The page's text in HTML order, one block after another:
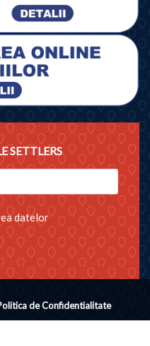
SETTLERS
datelor
de Confidentialitate